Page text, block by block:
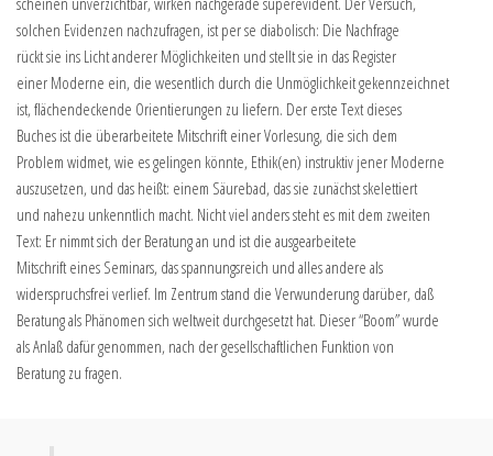
solchen Evidenzen nachzufragen, ist per se diabolisch: Die Nachfrage
rückt sie ins Licht anderer Möglichkeiten und stellt sie in das Register
einer Moderne ein, die wesentlich durch die Unmöglichkeit gekennzeichnet
ist, flächendeckende Orientierungen zu liefern. Der erste Text dieses
Buches ist die überarbeitete Mitschrift einer Vorlesung, die sich dem
Problem widmet, wie es gelingen könnte, Ethik(en) instruktiv jener Moderne
auszusetzen, und das heißt: einem Säurebad, das sie zunächst skelettiert
und nahezu unkenntlich macht. Nicht viel anders steht es mit dem zweiten
Text: Er nimmt sich der Beratung an und ist die ausgearbeitete
Mitschrift eines Seminars, das spannungsreich und alles andere als
widerspruchsfrei verlief. Im Zentrum stand die Verwunderung darüber, daß
Beratung als Phänomen sich weltweit durchgesetzt hat. Dieser “Boom” wurde
als Anlaß dafür genommen, nach der gesellschaftlichen Funktion von
Beratung zu fragen.